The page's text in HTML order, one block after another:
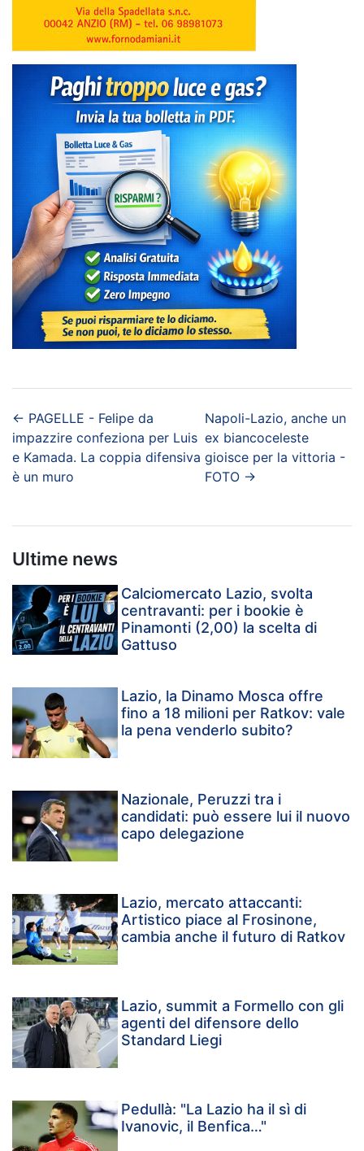
← PAGELLE - Felipe da
impazzire confeziona per Luis
e Kamada. La coppia difensiva
è un muro
Napoli-Lazio, anche un
ex biancoceleste
gioisce per la vittoria -
FOTO →
Ultime news
Calciomercato Lazio, svolta
centravanti: per i bookie è
Pinamonti (2,00) la scelta di
Gattuso
Lazio, la Dinamo Mosca offre
fino a 18 milioni per Ratkov: vale
la pena venderlo subito?
Nazionale, Peruzzi tra i
candidati: può essere lui il nuovo
capo delegazione
Lazio, mercato attaccanti:
Artistico piace al Frosinone,
cambia anche il futuro di Ratkov
Lazio, summit a Formello con gli
agenti del difensore dello
Standard Liegi
Pedullà: "La Lazio ha il sì di
Ivanovic, il Benfica…"